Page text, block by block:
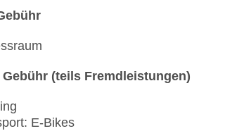
Gebühr (teils Fremdleistungen)
E-Bikes